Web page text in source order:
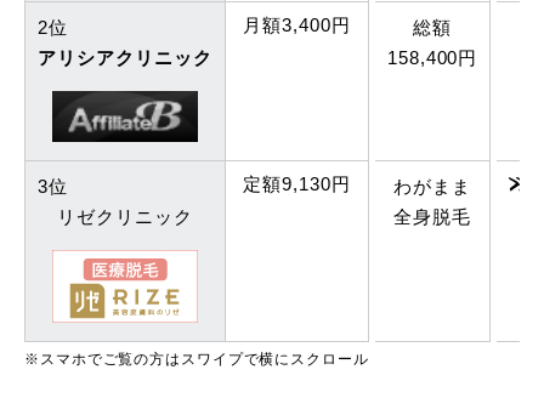
2位
アリシアクリニック
3位
リゼクリニック
月額3,400円
定額9,130円
総額
158,400円
わがまま
全身脱毛
※スマホでご覧の方はスワイプで横にスクロール